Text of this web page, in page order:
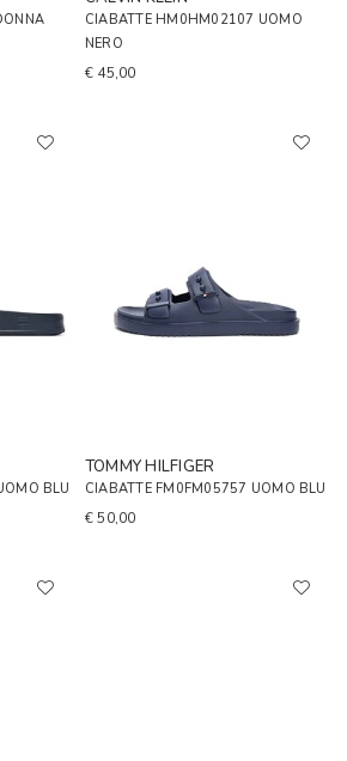
CIABATTE HM0HM02107 UOMO
NERO
€ 45,00
BLU
TOMMY HILFIGER
CIABATTE FM0FM05757 UOMO BLU
€ 50,00